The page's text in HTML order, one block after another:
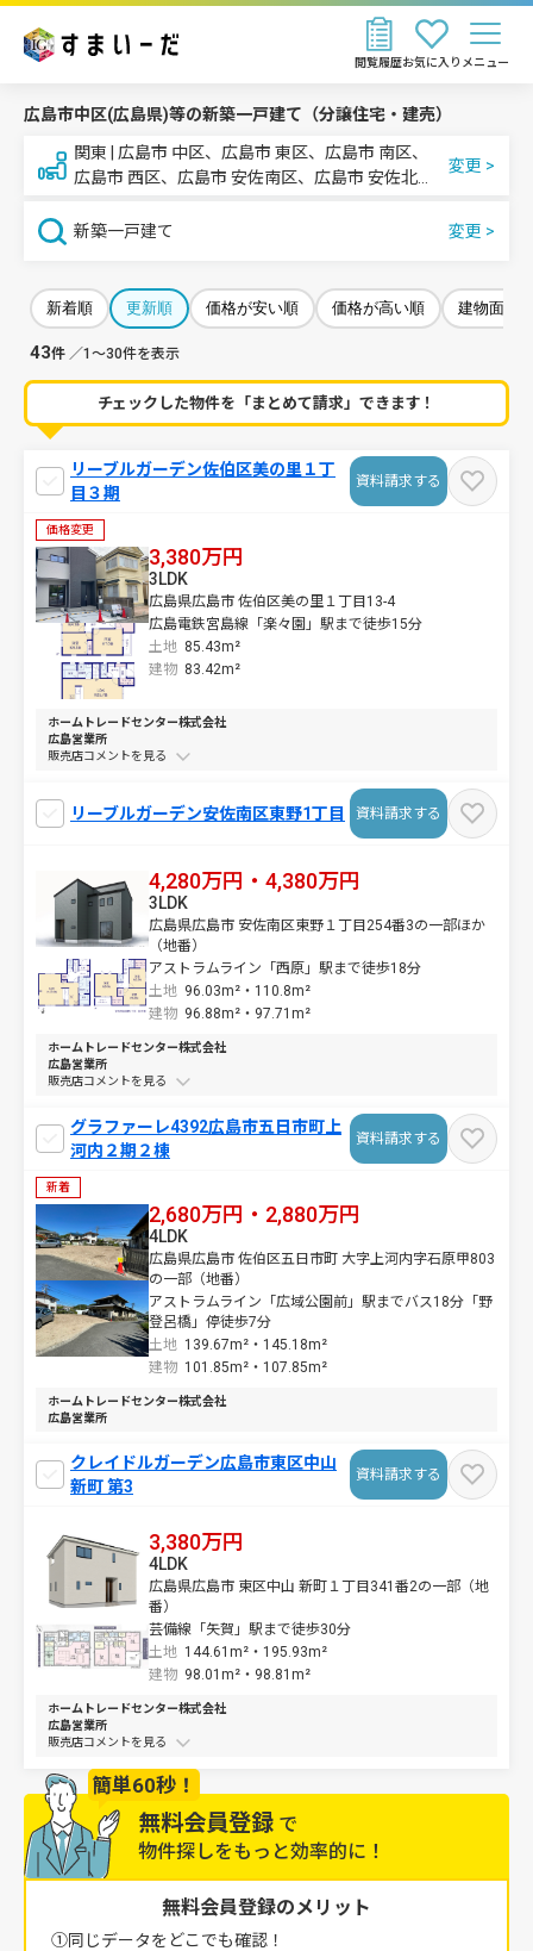
お気に入り
閲覧履歴 メニュー
広島市中区(広島県)等の新築一戸建て（分譲住宅・建売）
関東 | 広島市 中区、広島市 東区、広島市 南区、
広島市 西区、広島市 安佐南区、広島市 安佐北
新築一戸建て
新着順 更新順 価格が安い順 価格が高い順 建物面積
43件 ／1～30件を表示
チェックした物件を「まとめて請求」できます！
リーブルガーデン佐伯区美の里１丁
目３期
資料請求する
価格変更
3,380万円
広島県広島市 佐伯区美の里１丁目13-4
広島電鉄宮島線「楽々園」駅まで徒歩15分
土地 85.43m²
3LDK
建物 83.42m²
ホームトレードセンター株式会社
広島営業所
販売店コメントを
リーブルガーデン安佐南区東野1丁目 資料請求する
4,280万円・4,380万円
広島県広島市 安佐南区東野１丁目254番3の一部ほか
（地番）
アストラムライン「西原」駅まで徒歩18分
土地 96.03m²・ 110.8m²
3LDK
建物 96.88m²・ 97.71m²
ホームトレードセンター株式会社
広島営業所
販売店コメントを
グラファーレ4392広島市五日市町上
河内２期２棟
資料請求する
新着
2,680万円・2,880万円
広島県広島市 佐伯区五日市町 大字上河内字石原甲803
の一部（地番）
アストラムライン「広域公園前」駅までバス18分「野
登呂橋」停徒歩7分
土地 139.67m²・ 145.18m²
4LDK
建物 101.85m²・ 107.85m²
ホームトレードセンター株式会社
広島営業所
クレイドルガーデン広島市東区中山
新町 第3
資料請求する
3,380万円
広島県広島市 東区中山 新町１丁目341番2の一部（地
番）
芸備線「矢賀」駅まで徒歩30分
土地 144.61m²・ 195.93m²
4LDK
建物 98.01m²・ 98.81m²
ホームトレードセンター株式会社
広島営業所
販売店コメントを
簡単60秒！
無料会員登録 で
物件探しをもっと効率的に！
無料会員登録のメリット
①同じデータをどこでも確認！